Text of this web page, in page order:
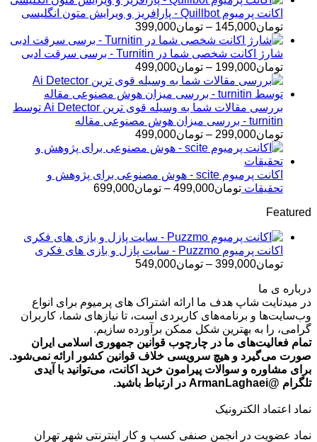
اکانت پرمیوم Quillbot - پارافریز و ویرایش متون انگلیسی
تومان145,000
– تومان399,000محدوده
قیمت:
تومان145,000
تا
تومان399,000
شارژ اکانت شخصی شما در Turnitin - برسی سرقت ادبی
تومان199,000
– تومان499,000محدوده
قیمت:
تومان199,000
تا
تومان499,000
بررسی مقالات شما به وسیله قوی ترین Ai Detector توسط
turnitin - بررسی میزان هوش مصنوعی مقاله
تومان299,000
– تومان499,000محدوده
قیمت:
تا
تومان499,000
اکانت پرمیوم scite - هوش مصنوعی برای پژوهش و
تحقیقات تومان499,000
– تومان699,000محدوده
تومان699,000
Featured
اکانت پرمیوم Puzzmo - سایت پازل و بازی های فکری
تومان399,000
– تومان549,000
تا
تومان549,000
درباره ی ما
در میدنایت شاپ هدف ما ارائه اشتراک های پرمیوم برای انواع
وب‌سایت‌ها و برنامه‌های کاربردی است، تا نیازهای شما، کاربران
گرامی، را به بهترین شکل ممکن برآورده سازیم.
تمام فعالیت‌های ما در چارچوب قوانین جمهوری اسلامی ایران
صورت می‌گیرد و هیچ سرویسی خلاف قوانین کشور ارائه نمی‌شود.
برای مشاوره و سوالات پیرامون خرید اکانت، می‌توانید با آیدی
تلگرام @ArmanLaghaei در ارتباط باشید.
نماد اعتماد الکترونیک
نماد عضویت در انجمن صنفی کسب و کار اینترنتی شهر تهران